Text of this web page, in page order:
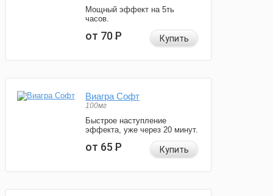
Мощный эффект на 5ть
часов.
от 70Р Купить
Виагра Софт
100мг
Быстрое наступление
эффекта, уже через 20 минут.
от 65Р Купить